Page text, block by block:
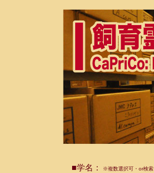
■学名： ※複数選択可・or検索